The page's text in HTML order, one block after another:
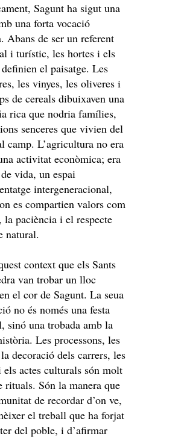
Sagunt ha sigut una
una forta vocació
Abans de ser un referent
i turístic, les hortes i els
el paisatge. Les
les vinyes, les oliveres i
de cereals dibuixaven una
rica que nodria famílies,
senceres que vivien del
camp. L’agricultura no era
activitat econòmica; era
vida, un espai
intergeneracional,
es compartien valors com
la paciència i el respecte
natural.
context que els Sants
van trobar un lloc
el cor de Sagunt. La seua
no és només una festa
sinó una trobada amb la
Les processons, les
decoració dels carrers, les
els actes culturals són molt
rituals. Són la manera que
de recordar d’on ve,
el treball que ha forjat
del poble, i d’afirmar